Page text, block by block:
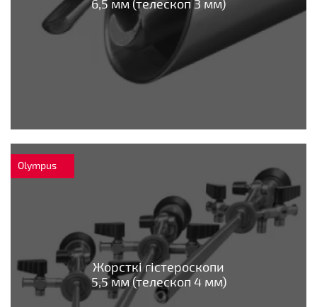
6,5 мм (телескоп 3 мм)
Olympus
Жорсткі гістероскопи
5,5 мм (телескоп 4 мм)